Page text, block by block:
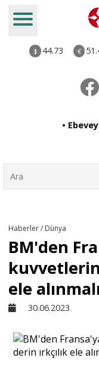
$ 44.73 €
•
Haberler / Dünya
BM'den
ele
30.06.2023